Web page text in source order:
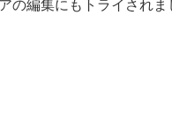
編集にもトライされま